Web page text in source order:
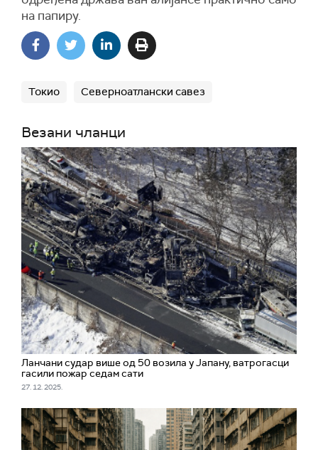
на папиру.
Токио Северноатлански савез
Везани чланци
Ланчани судар више од 50 возила у Јапану, ватрогасци
гасили пожар седам сати
27. 12. 2025.